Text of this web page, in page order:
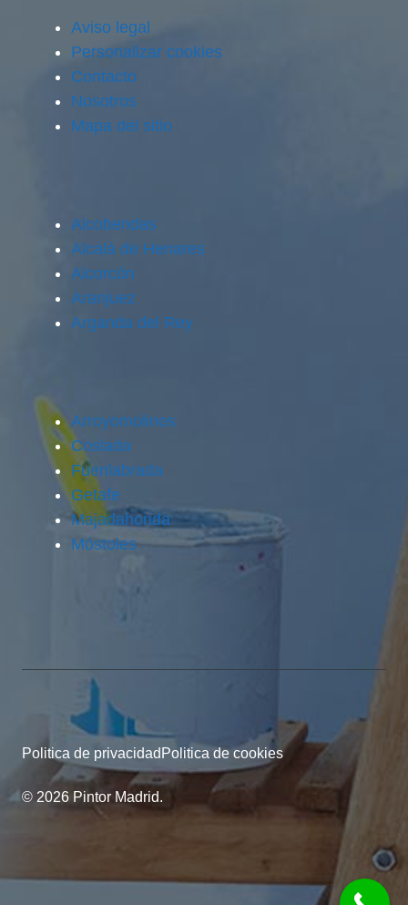
Aviso legal
Personalizar cookies
Contacto
Nosotros
Mapa del sitio
Alcobendas
Alcalá de Henares
Alcorcón
Aranjuez
Arganda del Rey
Arroyomolinos
Coslada
Fuenlabrada
Getafe
Majadahonda
Móstoles
© 2026 Pintor Madrid.
Politica de privacidad Politica de cookies